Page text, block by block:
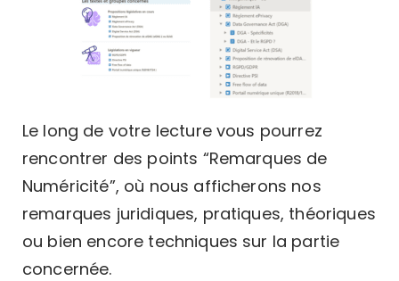
Le long de votre lecture vous pourrez
rencontrer des points “Remarques de
Numéricité”, où nous afficherons nos
remarques juridiques, pratiques, théoriques
ou bien encore techniques sur la partie
concernée.